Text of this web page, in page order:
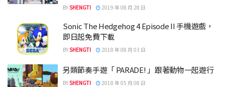
BYSHENGTI 2019 年 08 月 28 日
Sonic The Hedgehog 4 Episode II 手機遊戲，
即日起免費下載
BYSHENGTI 2018 年 08 月 03 日
另類節奏手遊「 PARADE! 」跟著動物一起遊行
BYSHENGTI 2018 年 05 月 08 日